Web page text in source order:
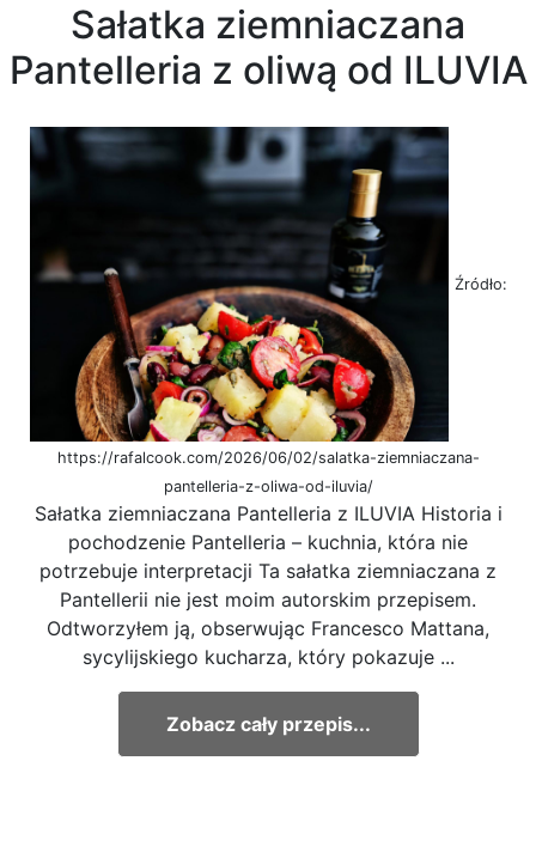
Sałatka ziemniaczana
Pantelleria z oliwą od ILUVIA
Źródło:
https://rafalcook.com/2026/06/02/salatka-ziemniaczana-
pantelleria-z-oliwa-od-iluvia/
Sałatka ziemniaczana Pantelleria z ILUVIA Historia i
pochodzenie Pantelleria – kuchnia, która nie
potrzebuje interpretacji Ta sałatka ziemniaczana z
Pantellerii nie jest moim autorskim przepisem.
Odtworzyłem ją, obserwując Francesco Mattana,
sycylijskiego kucharza, który pokazuje ...
Zobacz cały przepis...